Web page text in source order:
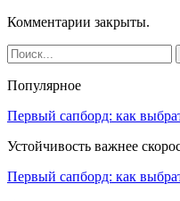
Комментарии закрыты.
Популярное
Первый сапборд: как
Устойчивость важнее
Первый сапборд: как